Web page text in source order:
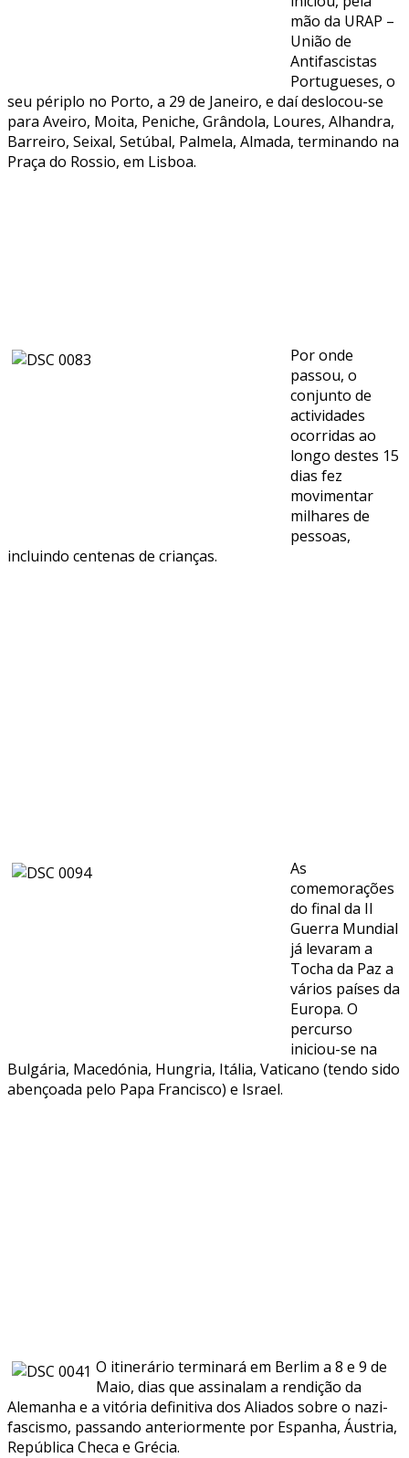
mão da URAP –
União de
Antifascistas
Portugueses, o
seu périplo no Porto, a 29 de Janeiro, e daí deslocou-se
para Aveiro, Moita, Peniche, Grândola, Loures, Alhandra,
Barreiro, Seixal, Setúbal, Palmela, Almada, terminando na
Praça do Rossio, em Lisboa.
Por onde
passou, o
conjunto de
actividades
ocorridas ao
longo destes 15
dias fez
movimentar
milhares de
pessoas,
incluindo centenas de crianças.
As
comemorações
do final da II
Guerra Mundial
já levaram a
Tocha da Paz a
vários países da
Europa. O
percurso
iniciou-se na
Bulgária, Macedónia, Hungria, Itália, Vaticano (tendo sido
abençoada pelo Papa Francisco) e Israel.
O itinerário terminará em Berlim a 8 e 9 de
Maio, dias que assinalam a rendição da
Alemanha e a vitória definitiva dos Aliados sobre o nazi-
fascismo, passando anteriormente por Espanha, Áustria,
República Checa e Grécia.